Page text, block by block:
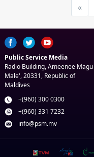
»
Public Service Media
Radio Building, Ameenee Magu
Male', 20331, Republic of
Maldives
+(960) 300 0300
+(960) 331 7232
info@psm.mv